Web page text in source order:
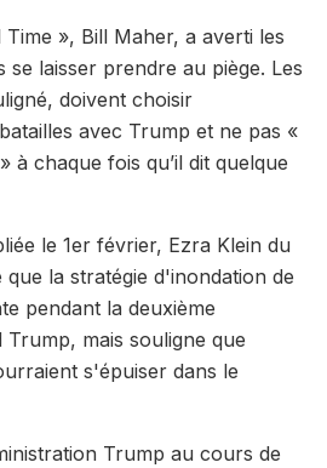
», Bill Maher, a averti les
se laisser prendre au piège. Les
doivent choisir
avec Trump et ne pas «
à chaque fois qu’il dit quelque
le 1er février, Ezra Klein du
la stratégie d'inondation de
pendant la deuxième
Trump, mais souligne que
s'épuiser dans le
Trump au cours de